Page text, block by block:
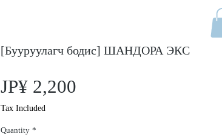
[Бууруулагч бодис] ШАНДОРА ЭКС
JP¥ 2,200
Tax Included
Quantity *